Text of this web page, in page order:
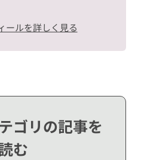
ールを詳しく見る
ゴリの記事を
む